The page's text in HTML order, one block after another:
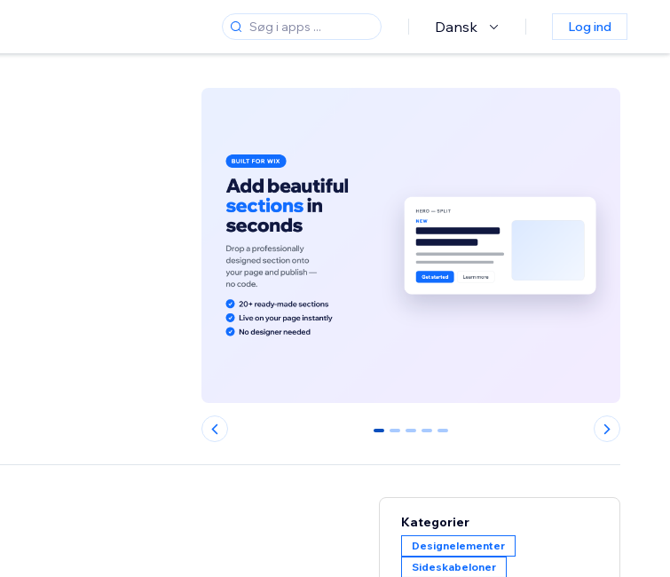
Dansk Log ind
0 1 2 3 4
Kategorier
Designelementer
Sideskabeloner